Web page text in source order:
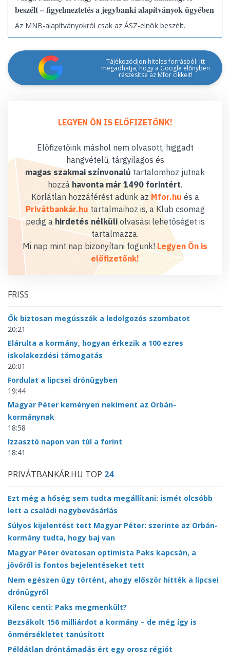
beszélt – figyelmeztetés a jegybanki alapítványok ügyében
Az MNB-alapítványokról csak az ÁSZ-elnök beszélt.
Tájékozódjon hiteles forrásból: itt
megadhatja, hogy a Google előnyben
részesítse az Mfor cikkeit!
LEGYEN ÖN IS ELŐFIZETŐNK!
Előfizetőink máshol nem olvasott, higgadt
hangvételű, tárgyilagos és
magas szakmai színvonalú tartalomhoz jutnak
hozzáhavonta már 1490 forintért.
Korlátlan hozzáférést adunk az Mfor.hu és a
Privátbankár.hu tartalmaihoz is, a Klub csomag
pedig a hirdetés nélküliolvasási lehetőséget is
tartalmazza.
Mi nap mint nap bizonyítani fogunk! Legyen Ön is
előfizetőnk!
FRISS
Ők biztosan megússzák a ledolgozós szombatot
20:21
Elárulta a kormány, hogyan érkezik a 100 ezres
iskolakezdési támogatás
20:01
Fordulat a lipcsei drónügyben
19:44
Magyar Péter keményen nekiment az Orbán-
kormánynak
18:58
Izzasztó napon van túl a forint
18:41
PRIVÁTBANKÁR.HU TOP 24
Ezt még a hőség sem tudta megállítani: ismét olcsóbb
lett a családi nagybevásárlás
Súlyos kijelentést tett Magyar Péter: szerinte az Orbán-
kormány tudta, hogy baj van
Magyar Péter óvatosan optimista Paks kapcsán, a
jövőről is fontos bejelentéseket tett
Nem egészen úgy történt, ahogy először hitték a lipcsei
drónügyről
Kilenc centi: Paks megmenkült?
Bezsákolt 156 milliárdot a kormány – de még így is
önmérsékletet tanúsított
Példátlan dróntámadás ért egy orosz régiót